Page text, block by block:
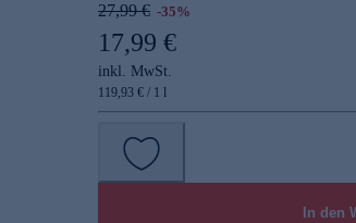
27,99 € -35%
17,99 €
inkl. MwSt.
119,93 € / 1 l
In den